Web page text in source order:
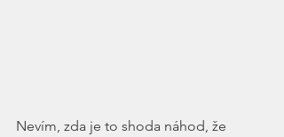
Nevím, zda je to shoda náhod, že